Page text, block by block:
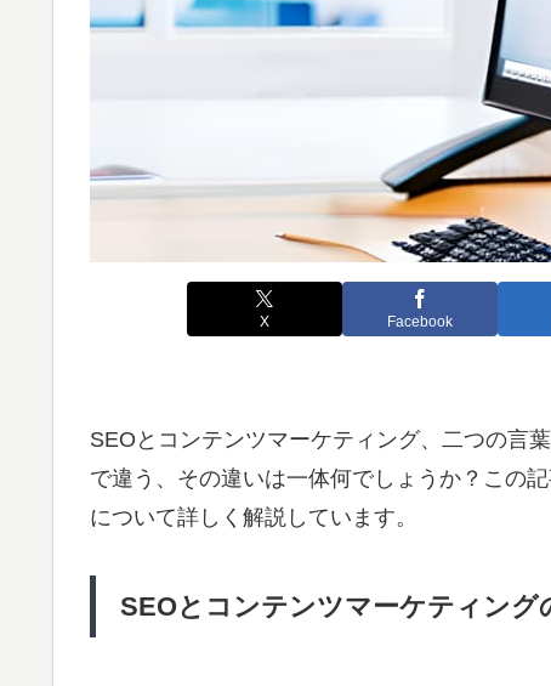
X Facebook
SEOとコンテンツマーケティング、二つの言
で違う、その違いは一体何でしょうか？この
について詳しく解説しています。
SEOとコンテンツマーケティング